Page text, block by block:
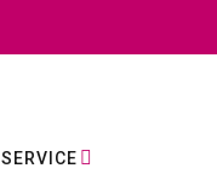
SERVICE